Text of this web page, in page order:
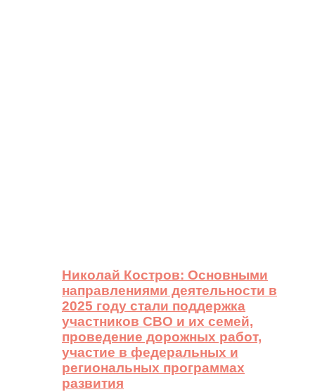
Николай Костров: Основными
направлениями деятельности в
2025 году стали поддержка
участников СВО и их семей,
проведение дорожных работ,
участие в федеральных и
региональных программах
развития